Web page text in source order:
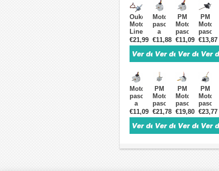
Oukeda
Motor
Lineal
Paso
a
Paso
PM
Imán
Permanente
15°
0.23 A
4
Fases
Φ25×16 mm
€21,99
Motor
paso
a
paso
lineal
de
precisión
PM
0,4A
Plomo
0,5
mm/0,0197"
tornillo
de
paso
21
€11,88
PM
Moto
paso
a
paso
lineal
de
externa
1,8
grados
r
0,2A
plomo
0,5mm/
tornillo
de
21,5mm
€11,09
PM
Motor
paso
a
paso
lineal
0,46A
plomo
1
mm/
de
paso
120
€13,87
Motor
paso
a
paso
lineal
externo
PM
1,8
€11,09
PM
Motor
paso
a
paso
lineal
de
no
€21,78
PM
Motor
paso
a
paso
lineal
cautivo
grados
€19,80
PM
Motor
paso
a
paso
lineal
grados
€23,77